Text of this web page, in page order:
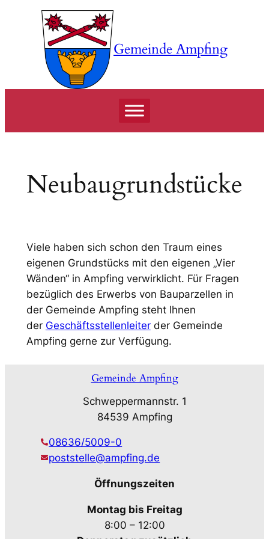
springen
Gemeinde Ampfing
Neubaugrundstücke
Viele haben sich schon den Traum eines
eigenen Grundstücks mit den eigenen „Vier
Wänden“ in Ampfing verwirklicht. Für Fragen
bezüglich des Erwerbs von Bauparzellen in
der Gemeinde Ampfing steht Ihnen
der Geschäftsstellenleiterder Gemeinde
Ampfing gerne zur Verfügung.
Gemeinde Ampfing
Schweppermannstr. 1
84539 Ampfing
08636/5009-0
poststelle@ampfing.de
Öffnungszeiten
Montag bis Freitag
8:00 – 12:00